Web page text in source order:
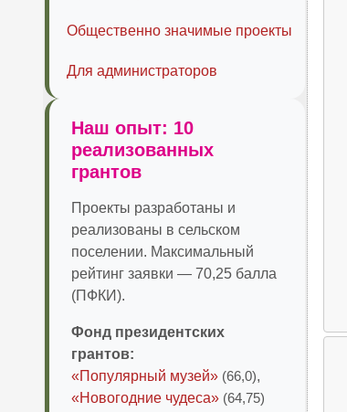
Общественно значимые проекты
Для администраторов
Наш опыт: 10
реализованных
грантов
Проекты разработаны и
реализованы в сельском
поселении. Максимальный
рейтинг заявки — 70,25 балла
(ПФКИ).
Фонд президентских
грантов:
«Популярный музей» (66,0),
«Новогодние чудеса» (64,75)